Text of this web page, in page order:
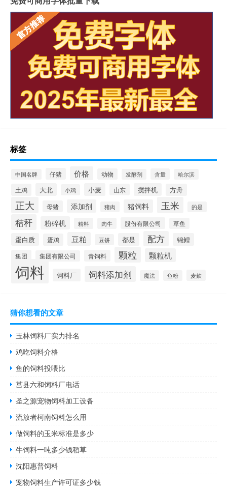
标签
中国名牌 仔猪 价格 动物 发酵剂 含量 哈尔滨
土鸡 大北 小鸡 小麦 山东 搅拌机 方舟
正大 母猪 添加剂 猪肉 猪饲料 玉米 的是
秸秆 粉碎机 精料 肉牛 股份有限公司 草鱼
蛋白质 蛋鸡 豆粕 豆饼 都是 配方 锦鲤
集团 集团有限公司 青饲料 颗粒 颗粒机
饲料 饲料厂 饲料添加剂 魔法 鱼粉 麦麸
猜你想看的文章
玉林饲料厂实力排名
鸡吃饲料介格
鱼的饲料投喂比
莒县六和饲料厂电话
圣之源宠物饲料加工设备
流放者柯南饲料怎么用
做饲料的玉米标准是多少
牛饲料一吨多少钱稻草
沈阳惠普饲料
宠物饲料生产许可证多少钱